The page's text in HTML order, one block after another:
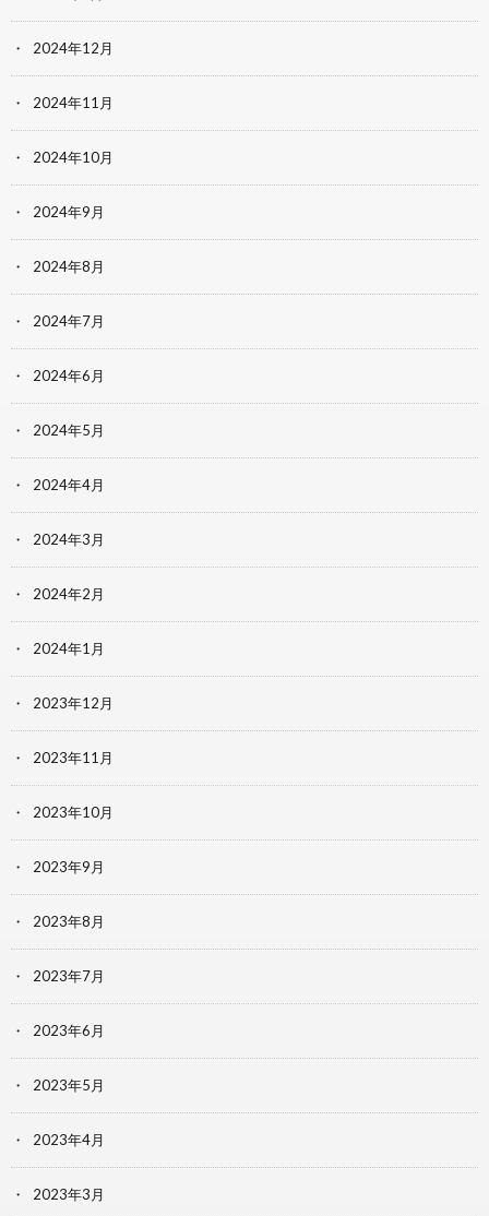
2024年12月
2024年11月
2024年10月
2024年9月
2024年8月
2024年7月
2024年6月
2024年5月
2024年4月
2024年3月
2024年2月
2024年1月
2023年12月
2023年11月
2023年10月
2023年9月
2023年8月
2023年7月
2023年6月
2023年5月
2023年4月
2023年3月